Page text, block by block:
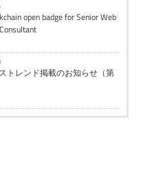
open badge for Senior Web
トレンド掲載のお知らせ（第